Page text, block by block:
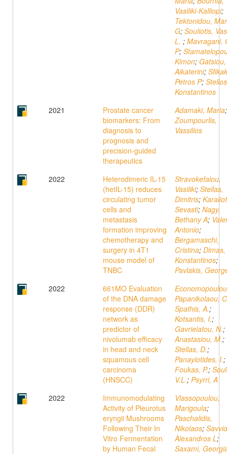
Vasiliki-Kalliopi;
Tektonidou,
G; Souliotis,
L. ; Mavragani,
P;
Kimon; Gatsiou,
Aikaterini;
Petros P;
Konstantinos
2021
Prostate cancer
biomarkers: From
diagnosis to
prognosis and
precision-guided
therapeutics
Adamaki, Maria;
Zoumpourlis,
Vassilios
2022
Heterodimeric IL-15
(hetIL-15) reduces
circulating tumor
cells and
metastasis
formation improving
chemotherapy and
surgery in 4T1
mouse model of
TNBC
Stravokefalou,
Vasiliki; Stellas,
Dimitris;
Sevasti; Nagy,
Bethany A;
Antonio;
Bergamaschi,
Cristina; Dimas,
Konstantinos;
Pavlakis,
2022
661MO Evaluation
of the DNA damage
response (DDR)
network as
predictor of
nivolumab efficacy
in head and neck
squamous cell
carcinoma
(HNSCC)
Papanikolaou,
Spathis, A.;
Kotsantis, I.;
Gavrielatou, N.;
Anastasiou, M.;
Stellas, D.;
Panayiotides, I.;
Foukas, P.;
V.L.; Psyrri, A
2022
Immunomodulating
Activity of Pleurotus
eryngii Mushrooms
Following Their In
Vitro Fermentation
by Human Fecal
Vlassopoulou,
Marigoula;
Paschalidis,
Nikolaos;
Alexandros L;
Saxami,